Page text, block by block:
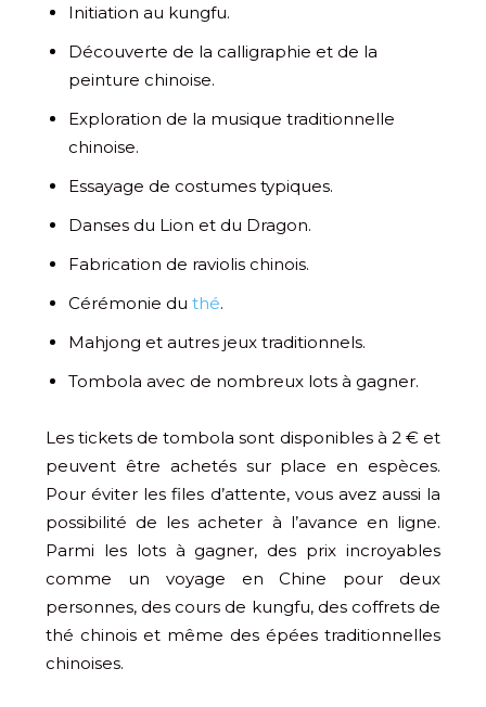
Initiation au kungfu.
Découverte de la calligraphie et de la
peinture chinoise.
Exploration de la musique traditionnelle
chinoise.
Essayage de costumes typiques.
Danses du Lion et du Dragon.
Fabrication de raviolis chinois.
Cérémonie du thé.
Mahjong et autres jeux traditionnels.
Tombola avec de nombreux lots à gagner.
Les tickets de tombola sont disponibles à 2 € et
peuvent être achetés sur place en espèces.
Pour éviter les files d’attente, vous avez aussi la
possibilité de les acheter à l’avance en ligne.
Parmi les lots à gagner, des prix incroyables
comme un voyage en Chine pour deux
personnes, des cours de kungfu, des coffrets de
thé chinois et même des épées traditionnelles
chinoises.